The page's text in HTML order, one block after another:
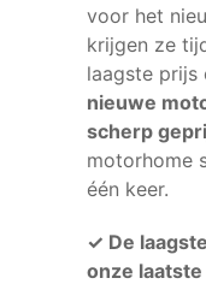
voor het
krijgen ze
laagste prijs
nieuwe
scherp
motorhome
één keer.
✓ De
onze